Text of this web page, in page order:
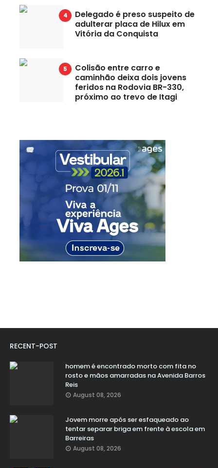
Delegado é preso suspeito de
adulterar placa de Hilux em
Vitória da Conquista
Colisão entre carro e
caminhão deixa dois jovens
feridos na Rodovia BR-330,
próximo ao trevo de Itagi
RECENT-POST
homem é encontrado morto com fita no
rosto e mãos amarradas na Avenida Barros
Reis
August 08, 2026
Jovem morre após ser esfaqueado ao
tentar separar briga em frente à escola em
Barreiras
August 08, 2026